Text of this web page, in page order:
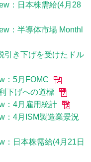
：日本株需給(4月28
：半導体市場 Monthl
引き下げを受けたドル
：5月FOMC
下げへの道標
：4月雇用統計
：4月ISM製造業景況
：日本株需給(4月21日